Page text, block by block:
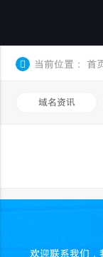
当前位置： 首
域名资讯
欢迎联系我们，